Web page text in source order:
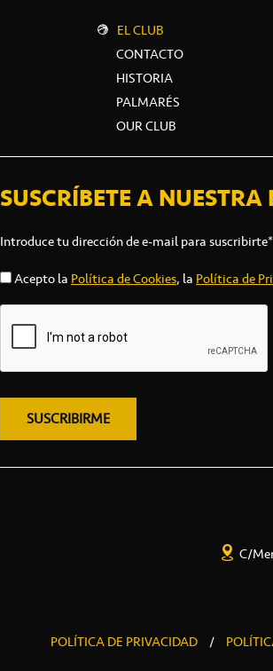
EL CLUB
CONTACTO
HISTORIA
PALMARÉS
OUR CLUB
SUSCRÍBETE A NUESTRA
Introduce tu dirección de e-mail para suscribirte*
Acepto la Política de Cookies, la Política de
C/
POLÍTICA DE PRIVACIDAD /